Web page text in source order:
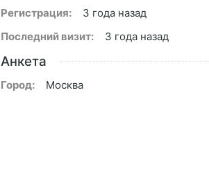
Регистрация:
3 года назад
Последний визит:
3 года назад
Анкета
Город: Москва